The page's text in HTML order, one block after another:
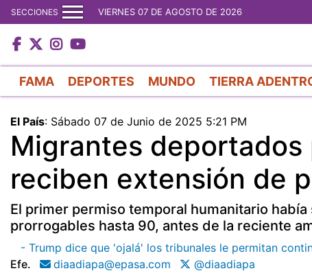
SECCIONES VIERNES 07 DE AGOSTO DE 2026
FAMA DEPORTES MUNDO TIERRA
El País: Sábado 07 de Junio de 2025 5:21 PM
Migrantes deportados
reciben extensión de
El primer permiso temporal humanitario
prorrogables hasta 90, antes de la reciente
- Trump dice que 'ojalá' los tribunales le permitan
Efe.
diaadiapa@epasa.com @diaadiapa